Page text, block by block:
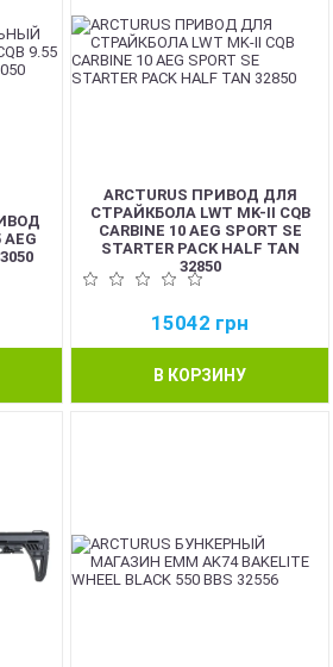
AEG
ARCTURUS ПРИВОД ДЛЯ
СТРАЙКБОЛА LWT MK-II CQB
CARBINE 10 AEG SPORT SE
STARTER PACK HALF TAN
32850
15042 грн
В КОРЗИНУ